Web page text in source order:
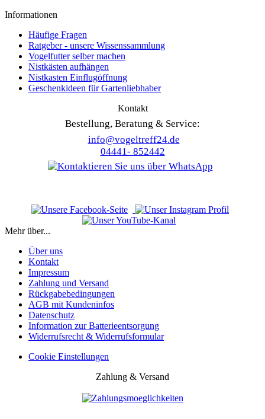
Informationen
Häufige Fragen
Ratgeber - unsere Wissenssammlung
Vogelfutter selber machen
Nistkästen aufhängen
Nistkasten Einflugöffnung
Geschenkideen für Gartenliebhaber
Kontakt
Bestellung, Beratung & Service:
info@vogeltreff24.de
04441- 852442
Mehr über...
Über uns
Kontakt
Impressum
Zahlung und Versand
Rückgabebedingungen
AGB mit Kundeninfos
Datenschutz
Information zur Batterieentsorgung
Widerrufsrecht & Widerrufsformular
Cookie Einstellungen
Zahlung & Versand